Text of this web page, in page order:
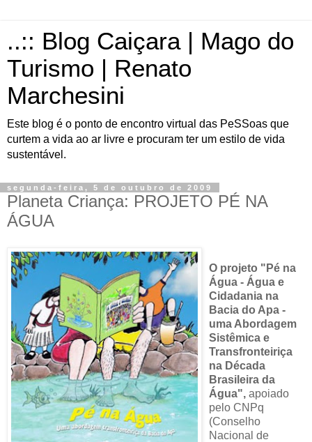
..:: Blog Caiçara | Mago do
Turismo | Renato
Marchesini
Este blog é o ponto de encontro virtual das PeSSoas que
curtem a vida ao ar livre e procuram ter um estilo de vida
sustentável.
segunda-feira, 5 de outubro de 2009
Planeta Criança: PROJETO PÉ NA
ÁGUA
O projeto "Pé na
Água - Água e
Cidadania na
Bacia do Apa -
uma Abordagem
Sistêmica e
Transfronteiriça
na Década
Brasileira da
Água", apoiado
pelo CNPq
(Conselho
Nacional de